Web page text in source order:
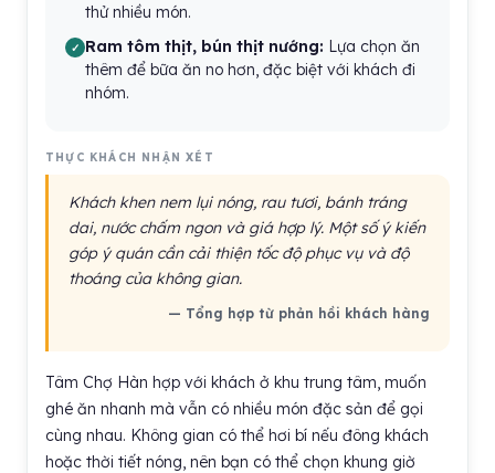
thử nhiều món.
Ram tôm thịt, bún thịt nướng: Lựa chọn ăn
thêm để bữa ăn no hơn, đặc biệt với khách đi
nhóm.
THỰC KHÁCH NHẬN XÉT
Khách khen nem lụi nóng, rau tươi, bánh tráng
dai, nước chấm ngon và giá hợp lý. Một số ý kiến
góp ý quán cần cải thiện tốc độ phục vụ và độ
thoáng của không gian.
— Tổng hợp từ phản hồi khách hàng
Tâm Chợ Hàn hợp với khách ở khu trung tâm, muốn
ghé ăn nhanh mà vẫn có nhiều món đặc sản để gọi
cùng nhau. Không gian có thể hơi bí nếu đông khách
hoặc thời tiết nóng, nên bạn có thể chọn khung giờ